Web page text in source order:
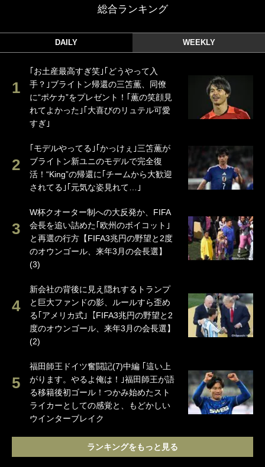
総合ランキング
DAILY WEEKLY
｢お土産最高すぎ笑｣｢どうやって入
手？｣ブライトン帰還の三笘薫、同僚
に“ポケカ”をプレゼント！｢薫の笑顔見
れてよかった｣｢大喜びのリュテル可愛
すぎ｣
｢モデルやってる｣｢かっけぇ｣三笘薫が
ブライトン新ユニのモデルで完全復
活！“King”の帰還に｢チームから大歓迎
されてる｣｢元気な姿見れて…｣
W杯クオーター制への大反発か、FIFA
会長を追い詰めた｢欧州のボイコット｣
と再選の行方【FIFA3兆円の野望と2度
のオウンゴール、来年3月の会長選】
(3)
新会社の背後に見え隠れするトランプ
と巨大ファンドの影、ルールすら歪め
る｢アメリカ式｣【FIFA3兆円の野望と2
度のオウンゴール、来年3月の会長選】
(2)
福田師王ドイツ奮闘記(7)中編 ｢這い上
がります。やるよ俺は！｣福田師王が語
る移籍後初ゴール！つかみ始めたスト
ライカーとしての感覚と、もどかしい
ウインターブレイク
ランキングをもっと見る